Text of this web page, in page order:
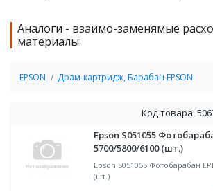
Аналоги - взаимо-заменямые
материалы:
EPSON Драм-картридж, Барабан EPSON
Код товара:
Epson S051055
5700/5800/6100 (шт.)
Epson S051055 Фотобарабан
(шт.)